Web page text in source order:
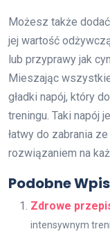
Możesz także
jej wartość
lub przyprawy jak
Mieszając
gładki napój, który
treningu. Taki napój
łatwy do zabrania
rozwiązaniem na
Podobne
Zdrowe
intensywnym